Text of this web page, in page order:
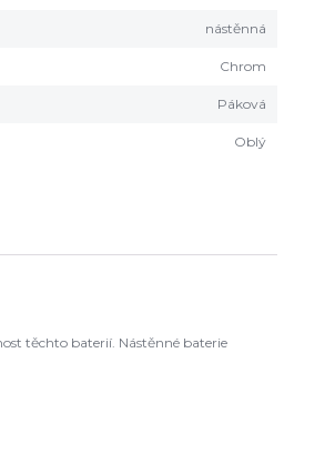
nástěnná
Chrom
Páková
Oblý
těchto baterií. Nástěnné baterie